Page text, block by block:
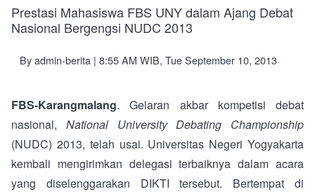
Menu
Prestasi Mahasiswa FBS UNY dalam Ajang Debat
Nasional Bergengsi NUDC 2013
Byadmin-berita | 8:55 AM WIB, Tue September 10, 2013
FBS-Karangmalang. Gelaran akbar kompetisi debat
nasional, National University Debating Championship
(NUDC) 2013, telah usai. Universitas Negeri Yogyakarta
kembali mengirimkan delegasi terbaiknya dalam acara
yang diselenggarakan DIKTI tersebut. Bertempat di